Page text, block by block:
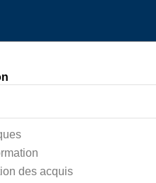
des acquis